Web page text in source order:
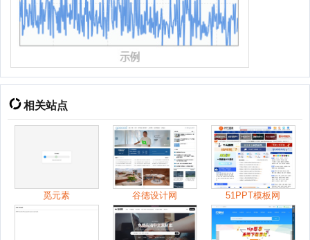
相关站点
觅元素 谷德设计网 51PPT模板网